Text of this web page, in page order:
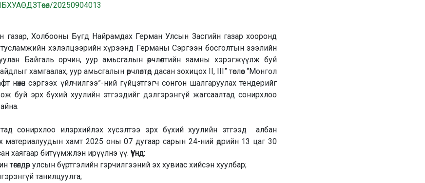
20250904013
газар, Холбооны Бүгд Найрамдах Герман Улсын Засгийн газар хооронд
тусламжийн хэлэлцээрийн хүрээнд Германы Сэргээн босголтын зээлийн
Байгаль орчин, уур амьсгалын өөрчлөлтийн яамны хэрэгжүүлж буй
хамгаалах, уур амьсгалын өөрчлөлтөд дасан зохицох II, III” төслөөс “Монгол
нөхөн сэргээх үйлчилгээ”-ний гүйцэтгэгч сонгон шалгаруулах тендерийг
буй эрх бүхий хуулийн этгээдийг дэлгэрэнгүй жагсаалтад сонирхлоо
сонирхлоо илэрхийлэх хүсэлтээ эрх бүхий хуулийн этгээд албан
материалуудын хамт 2025 оны 07 дугаар сарын 24-ний өдрийн 13 цаг 30
хаягаар битүүмжлэн ирүүлнэ үү. Үүнд:
төгөлдөр улсын бүртгэлийн гэрчилгээний эх хувиас хийсэн хуулбар;
танилцуулга;